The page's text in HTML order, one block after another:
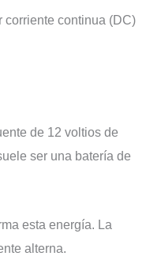
corriente continua (DC)
de 12 voltios de
ser una batería de
esta energía. La
alterna.